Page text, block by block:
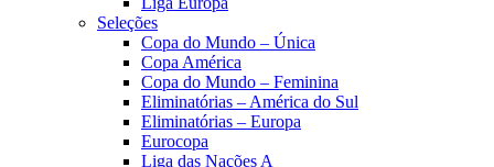
Seleções
Copa do Mundo – Única
Copa América
Copa do Mundo – Feminina
Eliminatórias – América do Sul
Eliminatórias – Europa
Eurocopa
Liga das Nações A